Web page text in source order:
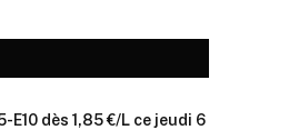
E10 dès 1,85 €/L ce jeudi 6